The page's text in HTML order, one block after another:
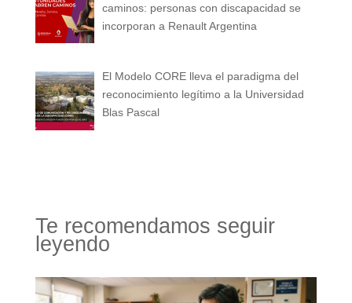
caminos: personas con discapacidad se
incorporan a Renault Argentina
El Modelo CORE lleva el paradigma del
reconocimiento legítimo a la Universidad
Blas Pascal
Te recomendamos seguir
leyendo